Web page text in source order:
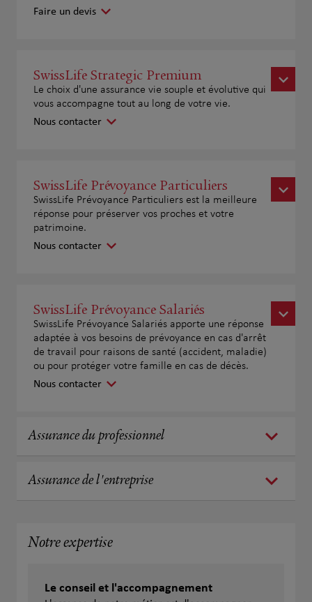
Faire un devis
SwissLife Strategic Premium
Le choix d'une assurance vie souple et évolutive qui
vous accompagne tout au long de votre vie.
Nous contacter
SwissLife Prévoyance Particuliers
SwissLife Prévoyance Particuliers est la meilleure
réponse pour préserver vos proches et votre
patrimoine.
Nous contacter
SwissLife Prévoyance Salariés
SwissLife Prévoyance Salariés apporte une réponse
adaptée à vos besoins de prévoyance en cas d'arrêt
de travail pour raisons de santé (accident, maladie)
ou pour protéger votre famille en cas de décès.
Nous contacter
Assurance du professionnel
Assurance de l'entreprise
Notre expertise
Le conseil et l'accompagnement